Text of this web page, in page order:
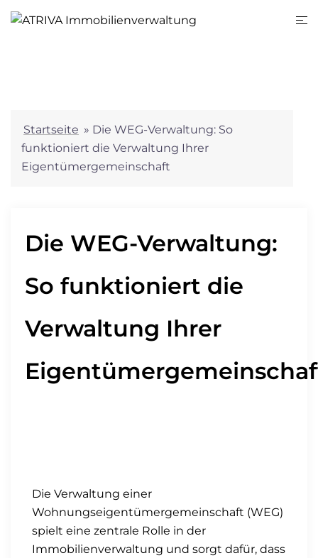
Startseite » Die WEG-Verwaltung: So
funktioniert die Verwaltung Ihrer
Eigentümergemeinschaft
Die WEG-Verwaltung:
So funktioniert die
Verwaltung Ihrer
Die Verwaltung einer
Wohnungseigentümergemeinschaft (WEG)
spielt eine zentrale Rolle in der
Immobilienverwaltung und sorgt dafür, dass